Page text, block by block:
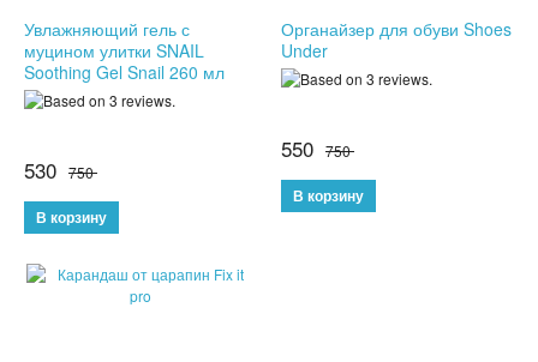
СПИННЕРЫ
НОВОГОДНИЕ ТОВАРЫ
СВЕТОВЫЕ ШОУ
АНТИСТРЕСС
НОВЫЕ ПОСТУПЛЕНИЯ
Увлажняющий гель с
муцином улитки SNAIL
Soothing Gel Snail 260 мл
530 750
Органайзер для обуви Shoes
Under
550 750